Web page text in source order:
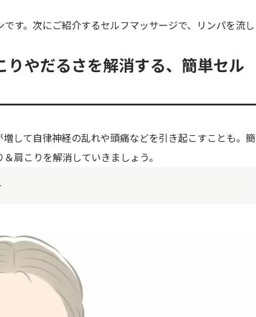
です。次にご紹介するセルフマッサージで、リンパを流し
やだるさを解消する、簡単セル
して自律神経の乱れや頭痛などを引き起こすことも。簡
肩こりを解消していきましょう。